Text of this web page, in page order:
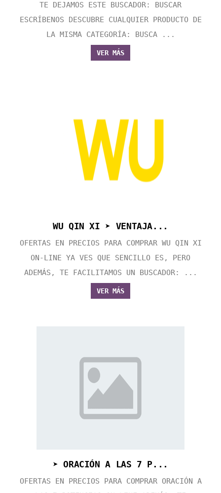
TE DEJAMOS ESTE BUSCADOR: BUSCAR
ESCRÍBENOS DESCUBRE CUALQUIER PRODUCTO DE
LA MISMA CATEGORÍA: BUSCA ...
VER MÁS
WU QIN XI ➤ VENTAJA...
OFERTAS EN PRECIOS PARA COMPRAR WU QIN XI
ON-LINE YA VES QUE SENCILLO ES, PERO
ADEMÁS, TE FACILITAMOS UN BUSCADOR: ...
VER MÁS
➤ ORACIÓN A LAS 7 P...
OFERTAS EN PRECIOS PARA COMPRAR ORACIÓN A